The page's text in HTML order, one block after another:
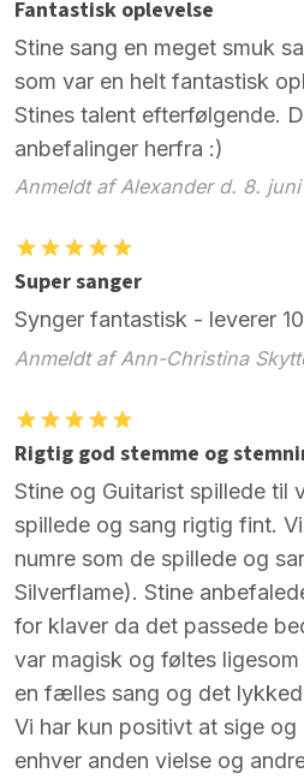
Fantastisk oplevelse
Stine sang en meget smuk
som var en helt fantastisk
Stines talent efterfølgende.
anbefalinger herfra :)
Anmeldt af Alexander d. 8.
Super sanger
Synger fantastisk - leverer
Anmeldt af Ann-Christina
Rigtig god stemme og
Stine og Guitarist spillede til
spillede og sang rigtig fint.
numre som de spillede og
Silverflame). Stine
for klaver da det passede
var magisk og føltes
en fælles sang og det
Vi har kun positivt at sige og
enhver anden vielse og